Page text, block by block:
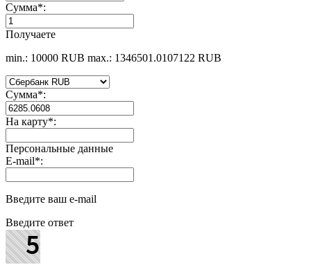
Сумма*:
Получаете
min.: 10000 RUB max.: 1346501.0107122 RUB
Сумма*:
На карту*:
Персональные данные
E-mail*:
Введите ваш e-mail
Введите ответ